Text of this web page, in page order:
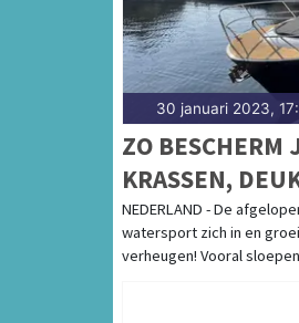
30 januari 2023,
ZO BESCHERM
KRASSEN,
SCHADE
NEDERLAND - De
watersport zich in en
verheugen! Vooral